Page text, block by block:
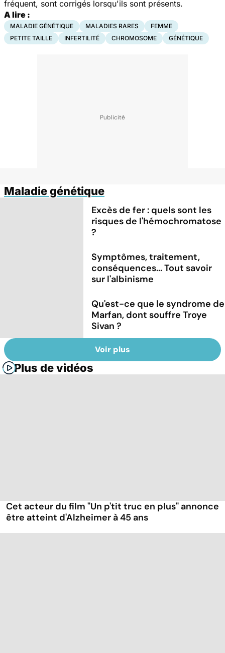
fréquent, sont corrigés lorsqu'ils sont présents.
A lire :
MALADIE GÉNÉTIQUE MALADIES RARES
FEMME
PETITE TAILLE
INFERTILITÉ CHROMOSOME GÉNÉTIQUE
Maladie génétique
Excès de fer : quels sont les
risques de l'hémochromatose
?
Symptômes, traitement,
conséquences... Tout savoir
sur l'albinisme
Qu'est-ce que le syndrome de
Marfan, dont souffre Troye
Sivan ?
Voir plus
Plus de vidéos
Cet acteur du film "Un p'tit truc en plus" annonce
être atteint d'Alzheimer à 45 ans